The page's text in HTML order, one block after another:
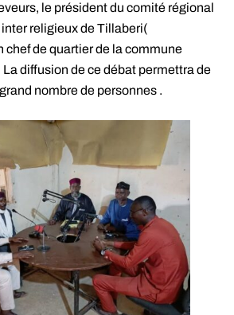
le président du comité régional
religieux de Tillaberi(
de quartier de la commune
diffusion de ce débat permettra de
nombre de personnes .